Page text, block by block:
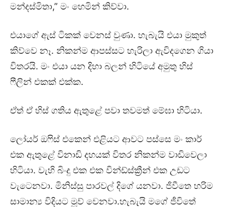
මන්දස්මිතා,” මං හෙමින් කිව්වා.
එයාගේ ඇස් ටිකක් වෙනස් වුණා. හැබැයි එයා මුකුත්
කිව්වෙ නෑ. නිකන්ම ආපස්සට හැරිලා ඇවිදගෙන ගියා
විතරයි. මං එයා යන දිහා බලන් හිටියේ අමුතු හිස්
ෆීලින් එකක් එක්ක.
ඒත් ඒ හිස් ගතිය ඇතුළේ පවා තවමත් මේඝා හිටියා.
ලෝයර් ඔෆිස් එකෙන් එළියට ආවට පස්සෙ මං කාර්
එක ඇතුළේ විනාඩි දහයක් විතර නිකන්ම වාඩිවෙලා
හිටියා. වැහි බිංදු එක එක වින්ඩ්ස්ක්‍රීන් එක උඩට
වැටෙනවා. මිනිස්සු පාරවල් දිගේ යනවා. ජිවීතෙ හරිම
සාමාන්‍ය විදියට මූව් වෙනවා.හැබැයි මගේ ජීවිතේ